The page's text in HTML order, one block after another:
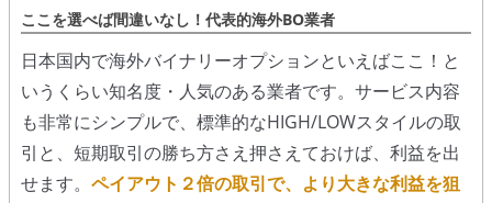
攻略法まとめ
ローソク足チャート
移動平均線
ここを選べば間違いなし！代表的海外BO業者
日本国内で海外バイナリーオプションといえばここ！と
いうくらい知名度・人気のある業者です。サービス内容
も非常にシンプルで、標準的なHIGH/LOWスタイルの取
引と、短期取引の勝ち方さえ押さえておけば、利益を出
せます。 ペイアウト２倍の取引で、より大きな利益を狙